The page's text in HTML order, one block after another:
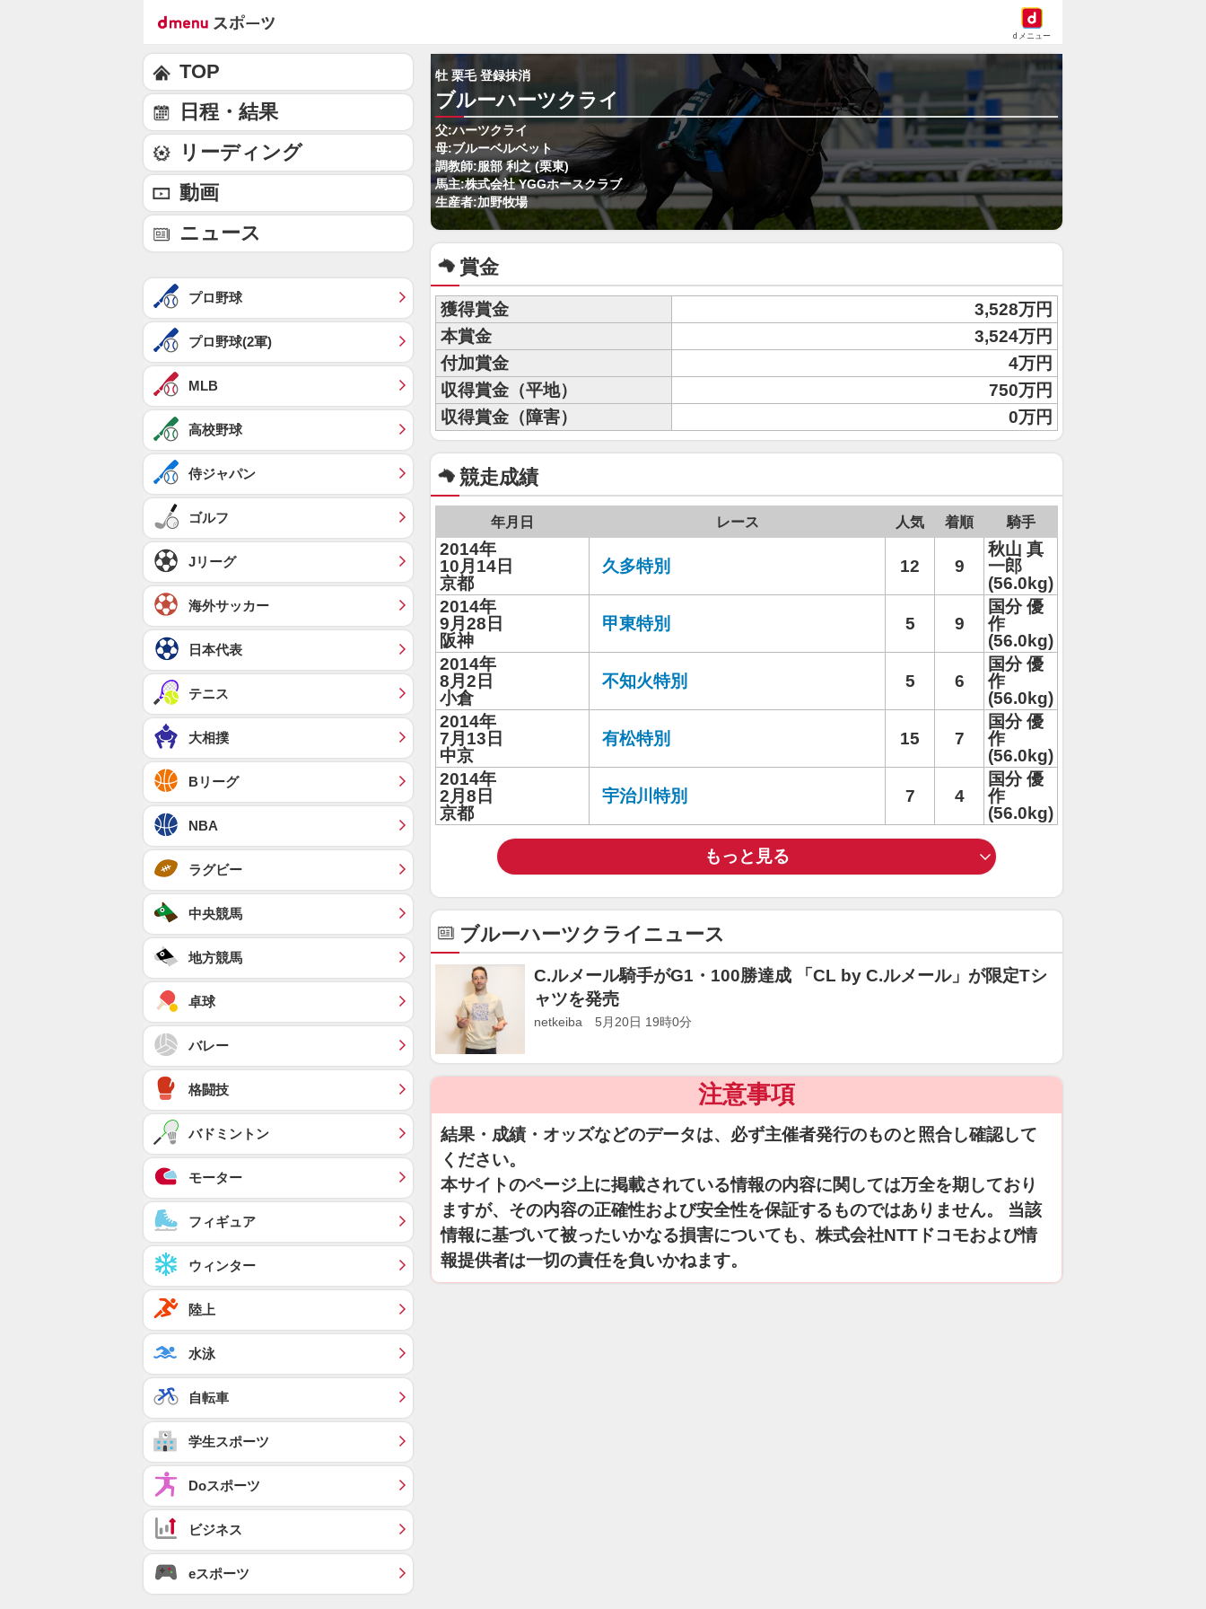
dメニュー
牡 栗毛 登録抹消
ブルーハーツクライ
父:ハーツクライ
母:ブルーベルベット
調教師:服部 利之 (栗東)
馬主:株式会社 YGGホースクラブ
生産者:加野牧場
賞金
獲得賞金
3,528万円
本賞金
3,524万円
付加賞金
4万円
収得賞金（平地）
750万円
収得賞金（障害）
0万円
競走成績
年月日 レース 人気 着順 騎手
2014年
10月14日
京都
久多特別 12 9
秋山 真
一郎
(56.0kg)
2014年
9月28日
阪神
甲東特別 5 9
国分 優
作
(56.0kg)
2014年
8月2日
小倉
不知火特別 5 6
国分 優
作
(56.0kg)
2014年
7月13日
中京
有松特別 15 7
国分 優
作
(56.0kg)
2014年
2月8日
京都
宇治川特別 7 4
国分 優
作
(56.0kg)
もっと見る
ブルーハーツクライニュース
C.ルメール騎手がG1・100勝達成 「CL by C.ルメール」が限定Tシ
ャツを発売
netkeiba 5月20日 19時0分
注意事項
結果・成績・オッズなどのデータは、必ず主催者発行のものと照合し確認して
ください。
本サイトのページ上に掲載されている情報の内容に関しては万全を期しており
ますが、その内容の正確性および安全性を保証するものではありません。 当該
情報に基づいて被ったいかなる損害についても、株式会社NTTドコモおよび情
報提供者は一切の責任を負いかねます。
TOP
日程・結果
リーディング
動画
ニュース
プロ野球
プロ野球(2軍)
MLB
高校野球
侍ジャパン
ゴルフ
Jリーグ
海外サッカー
日本代表
テニス
大相撲
Bリーグ
NBA
ラグビー
中央競馬
地方競馬
卓球
バレー
格闘技
バドミントン
モーター
フィギュア
ウィンター
陸上
水泳
自転車
学生スポーツ
Doスポーツ
ビジネス
eスポーツ